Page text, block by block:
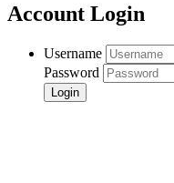
Account Login
Username
Password